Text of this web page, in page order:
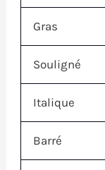
Gras
Souligné
Italique
Barré